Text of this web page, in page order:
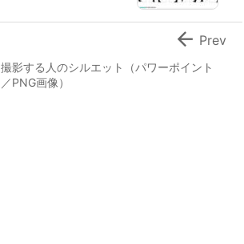
撮影する人のシルエット（パワーポイント
／PNG画像）
 Prev